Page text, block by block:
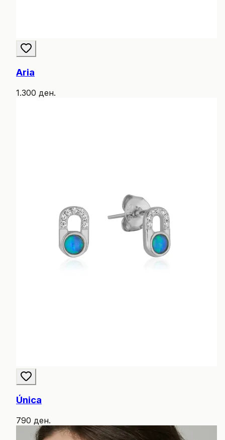
Aria
1.300 ден.
Única
790 ден.